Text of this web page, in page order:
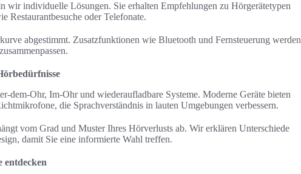
wir individuelle Lösungen. Sie erhalten Empfehlungen zu Hörgerätetypen
Restaurantbesuche oder Telefonate.
abgestimmt. Zusatzfunktionen wie Bluetooth und Fernsteuerung werden
dem-Ohr, Im-Ohr und wiederaufladbare Systeme. Moderne Geräte bieten
die Sprachverständnis in lauten Umgebungen verbessern.
vom Grad und Muster Ihres Hörverlusts ab. Wir erklären Unterschiede
damit Sie eine informierte Wahl treffen.
entdecken